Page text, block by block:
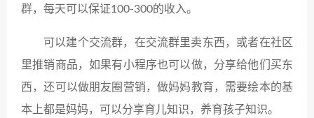
群，每天可以保证100-300的收入。
可以建个交流群，在交流群里卖东西，或者在社区
里推销商品，如果有小程序也可以做，分享给他们买东
西，还可以做朋友圈营销，做妈妈教育，需要绘本的基
本上都是妈妈，可以分享育儿知识，养育孩子知识。